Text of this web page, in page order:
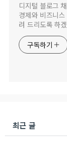
디지털 블로그
경제와 비즈니
려 드리도록 하
구독하기
최근 글